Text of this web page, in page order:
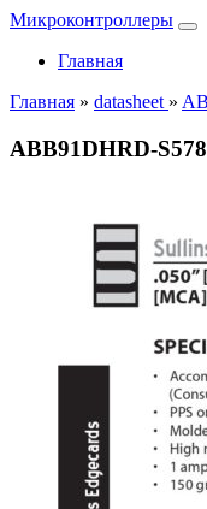
Микроконтроллеры
Главная
Главная » datasheet »
ABB91DHRD-